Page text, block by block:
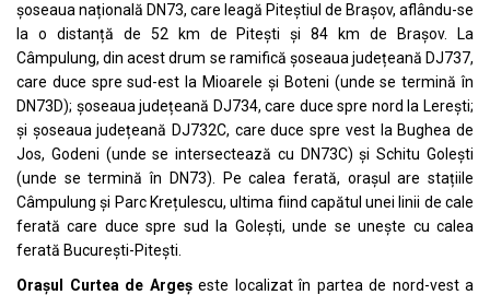
șoseaua națională DN73, care leagă Piteștiul de Brașov, aflându-se
la o distanță de 52 km de Pitești și 84 km de Brașov. La
Câmpulung, din acest drum se ramifică șoseaua județeană DJ737,
care duce spre sud-est la Mioarele și Boteni (unde se termină în
DN73D); șoseaua județeană DJ734, care duce spre nord la Lerești;
și șoseaua județeană DJ732C, care duce spre vest la Bughea de
Jos, Godeni (unde se intersectează cu DN73C) șiSchitu Golești
(unde se termină în DN73). Pe calea ferată, orașul are stațiile
Câmpulung și Parc Krețulescu, ultima fiind capătulunei linii de cale
ferată care duce spre sud la Golești, unde se unește cucalea
ferată București-Pitești
Orașul Curtea de Argeșeste localizat în partea de nord-vest a